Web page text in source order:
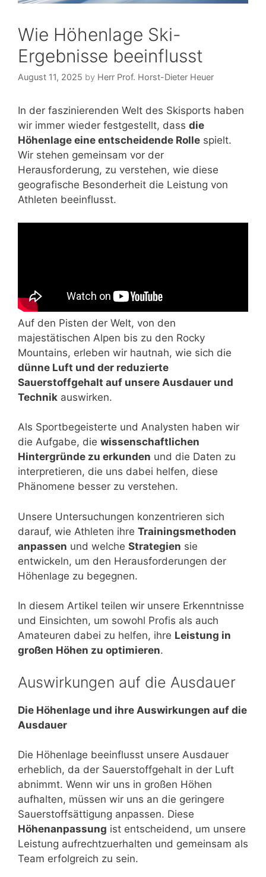
Wie Höhenlage Ski-
Ergebnisse beeinflusst
August 11, 2025 by Herr Prof. Horst-Dieter Heuer
In der faszinierenden Welt des Skisports haben
wir immer wieder festgestellt, dass die
Höhenlage eine entscheidende Rolle spielt.
Wir stehen gemeinsam vor der
Herausforderung, zu verstehen, wie diese
geografische Besonderheit die Leistung von
Athleten beeinflusst.
Auf den Pisten der Welt, von den
majestätischen Alpen bis zu den Rocky
Mountains, erleben wir hautnah, wie sich die
dünne Luft und der reduzierte
Sauerstoffgehalt auf unsere Ausdauer und
Technik auswirken.
Als Sportbegeisterte und Analysten haben wir
die Aufgabe, die wissenschaftlichen
Hintergründe zu erkunden und die Daten zu
interpretieren, die uns dabei helfen, diese
Phänomene besser zu verstehen.
Unsere Untersuchungen konzentrieren sich
darauf, wie Athleten ihre Trainingsmethoden
anpassen und welche Strategien sie
entwickeln, um den Herausforderungen der
Höhenlage zu begegnen.
In diesem Artikel teilen wir unsere Erkenntnisse
und Einsichten, um sowohl Profis als auch
Amateuren dabei zu helfen, ihre Leistung in
großen Höhen zu optimieren.
Auswirkungen auf die Ausdauer
Die Höhenlage und ihre Auswirkungen auf die
Ausdauer
Die Höhenlage beeinflusst unsere Ausdauer
erheblich, da der Sauerstoffgehalt in der Luft
abnimmt. Wenn wir uns in großen Höhen
aufhalten, müssen wir uns an die geringere
Sauerstoffsättigung anpassen. Diese
Höhenanpassung ist entscheidend, um unsere
Leistung aufrechtzuerhalten und gemeinsam als
Team erfolgreich zu sein.